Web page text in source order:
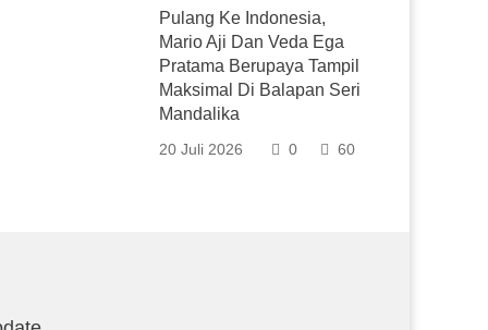
Pulang Ke Indonesia,
Mario Aji Dan Veda Ega
Pratama Berupaya Tampil
Maksimal Di Balapan Seri
Mandalika
20 Juli 2026 0 60